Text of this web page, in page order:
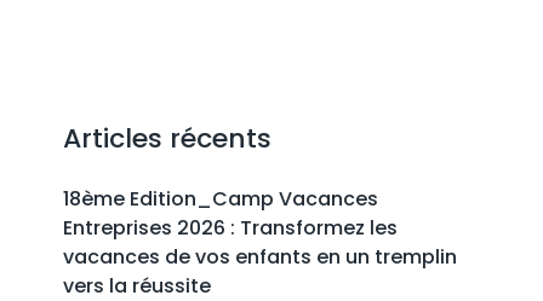
Articles récents
18ème Edition_Camp Vacances
Entreprises 2026 : Transformez les
vacances de vos enfants en un tremplin
vers la réussite